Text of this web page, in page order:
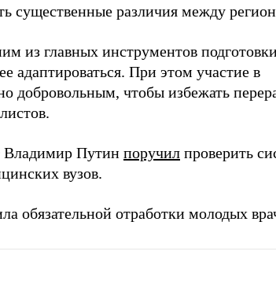
существенные различия между
из главных инструментов
адаптироваться. При этом участие в
добровольным, чтобы избежать
Владимир Путин поручил проверить
вузов.
обязательной отработки молодых